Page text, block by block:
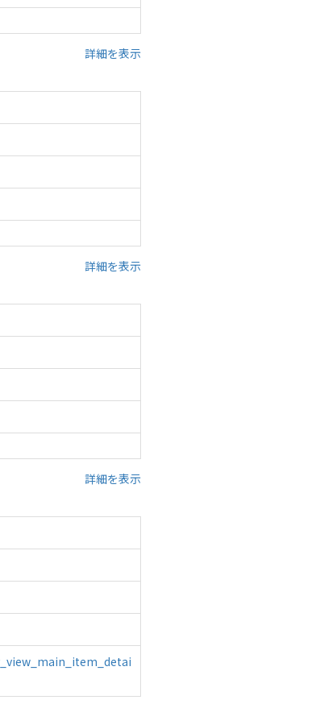
詳細を表示
詳細を表示
詳細を表示